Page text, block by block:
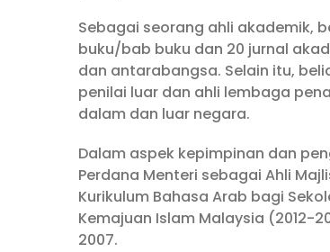
Sebagai seorang ahli akademik,
buku/bab buku dan 20 jurnal
dan antarabangsa. Selain itu,
penilai luar dan ahli lembaga
dalam dan luar negara.
Dalam aspek kepimpinan dan
Perdana Menteri sebagai Ahli
Kurikulum Bahasa Arab bagi
Kemajuan Islam Malaysia (2012-
2007.